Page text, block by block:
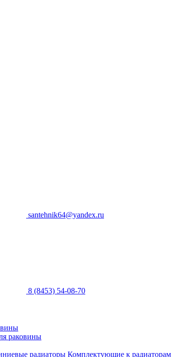
santehnik64@yandex.ru
8 (8453) 54-08-70
раковины
радиаторы Комплектующие к радиаторам